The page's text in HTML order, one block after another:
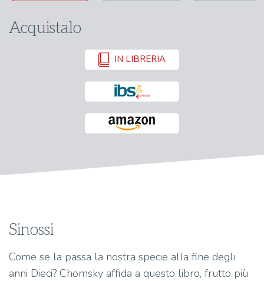
Acquistalo
IN LIBRERIA
Sinossi
Come se la passa la nostra specie alla fine degli
anni Dieci? Chomsky affida a questo libro, frutto più